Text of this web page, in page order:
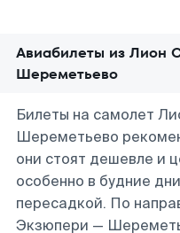
Авиабилеты из Лион
Шереметьево
Билеты на самолет
Шереметьево
они стоят дешевле и
особенно в будние
пересадкой. По
Экзюпери —